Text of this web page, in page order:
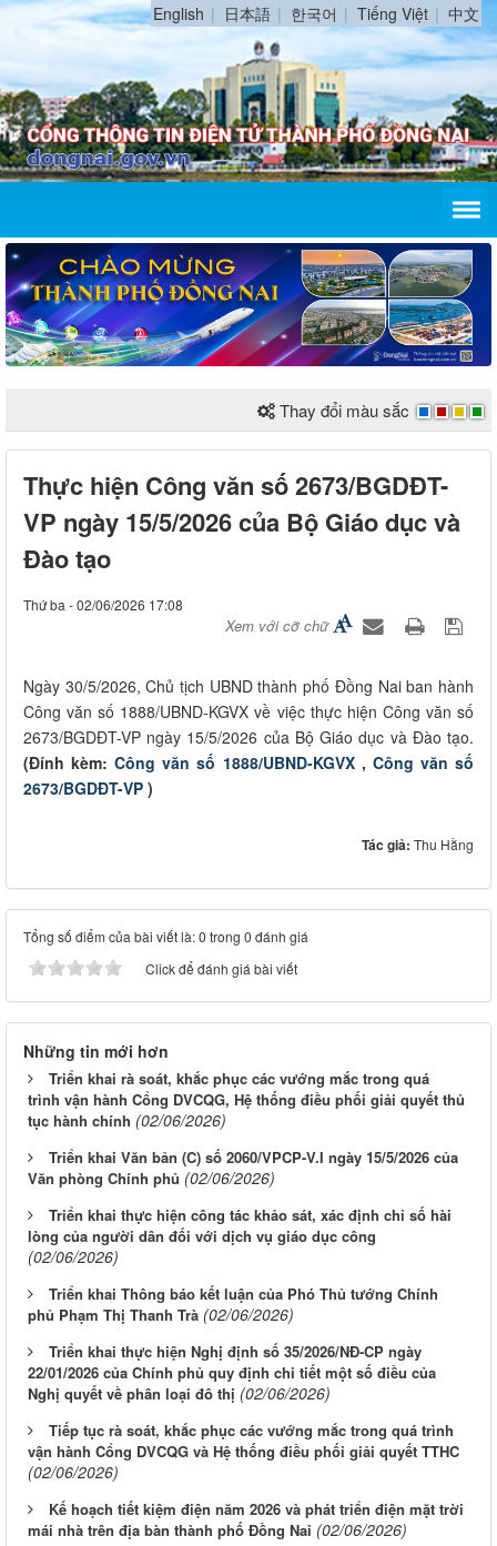
English 日本語 한국어 Tiếng Việt 中文
Thay đổi màu sắc
Thực hiện Công văn số 2673/BGDĐT-
VP ngày 15/5/2026 của Bộ Giáo dục và
Đào tạo
Thứ ba - 02/06/2026 17:08
Xem với cỡ chữ
Ngày 30/5/2026, Chủ tịch UBND thành phố Đồng Nai ban hành
Công văn số 1888/UBND-KGVX về việc thực hiện Công văn số
2673/BGDĐT-VP ngày 15/5/2026 của Bộ Giáo dục và Đào tạo.
(Đính kèm:Công văn số 1888/UBND-KGVX , Công văn số
2673/BGDĐT-VP )
Tác giả: Thu Hằng
Tổng số điểm của bài viết là: 0 trong 0 đánh giá
Click để đánh giá bài viết
Những tin mới hơn
Triển khai rà soát, khắc phục các vướng mắc trong quá
trình vận hành Cổng DVCQG, Hệ thống điều phối giải quyết thủ
tục hành chính (02/06/2026)
Triển khai Văn bản (C) số 2060/VPCP-V.I ngày 15/5/2026 của
Văn phòng Chính phủ (02/06/2026)
Triển khai thực hiện công tác khảo sát, xác định chỉ số hài
lòng của người dân đối với dịch vụ giáo dục công
(02/06/2026)
Triển khai Thông báo kết luận của Phó Thủ tướng Chính
phủ Phạm Thị Thanh Trà (02/06/2026)
Triển khai thực hiện Nghị định số 35/2026/NĐ-CP ngày
22/01/2026 của Chính phủ quy định chi tiết một số điều của
Nghị quyết về phân loại đô thị (02/06/2026)
Tiếp tục rà soát, khắc phục các vướng mắc trong quá trình
vận hành Cổng DVCQG và Hệ thống điều phối giải quyết TTHC
(02/06/2026)
Kế hoạch tiết kiệm điện năm 2026 và phát triển điện mặt trời
mái nhà trên địa bàn thành phố Đồng Nai (02/06/2026)